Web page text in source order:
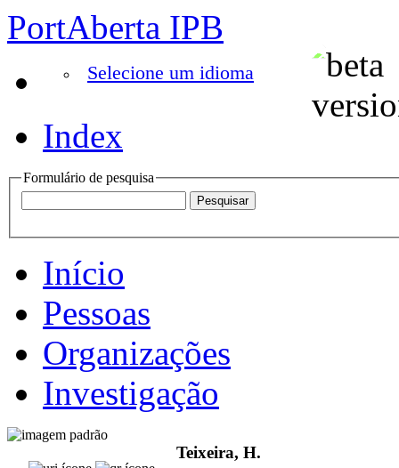
PortAberta IPB
Selecione um idioma
Index
Formulário de pesquisa
Início
Pessoas
Organizações
Investigação
Teixeira, H.